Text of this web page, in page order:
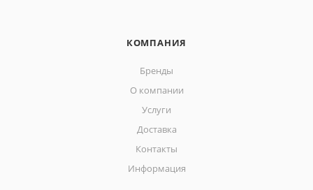
КОМПАНИЯ
Бренды
О компании
Услуги
Доставка
Контакты
Информация